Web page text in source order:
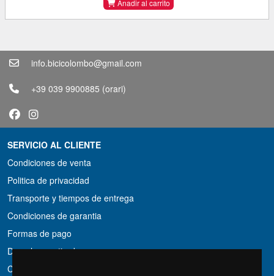
Anadir al carrito
info.bicicolombo@gmail.com
+39 039 9900885 (orari)
SERVICIO AL CLIENTE
Condiciones de venta
Politica de privacidad
Transporte y tiempos de entrega
Condiciones de garantia
Formas de pago
Derecho a retirada
Condiciones de IVA